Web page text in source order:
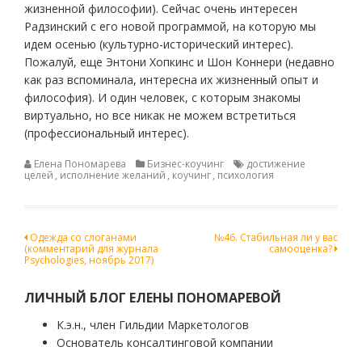
жизненной философии). Сейчас очень интересен
Радзинский с его новой программой, на которую мы
идем осенью (культурно-исторический интерес).
Пожалуй, еще Энтони Хопкинс и Шон Коннери (недавно
как раз вспоминала, интересна их жизненный опыт и
философия). И один человек, с которым знакомы
виртуально, но все никак не можем встретиться
(профессиональный интерес).
Елена Пономарева Бизнес-коучинг
достижение
целей , исполнение желаний , коучинг, психология
Навигация
по
записям
Одежда со слоганами
(комментарий для журнала
Psychologies, ноябрь 2017)
№46. Стабильная ли у вас
самооценка?
ЛИЧНЫЙ БЛОГ ЕЛЕНЫ ПОНОМАРЕВОЙ
К.э.н., член Гильдии Маркетологов
Основатель консалтинговой компании